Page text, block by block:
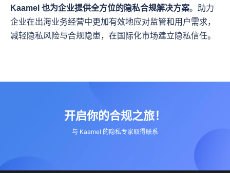
Kaamel 也为企业提供全方位的隐私合规解决方案。助力
企业在出海业务经营中更加有效地应对监管和用户需求，
减轻隐私风险与合规隐患，在国际化市场建立隐私信任。
开启你的合规之旅！
与 Kaamel 的隐私专家取得联系